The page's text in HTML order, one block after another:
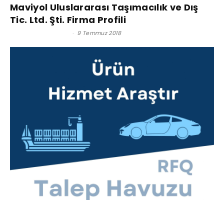
Maviyol Uluslararası Taşımacılık ve Dış
Tic. Ltd. Şti. Firma Profili
- 9 Temmuz 2018